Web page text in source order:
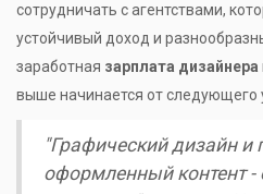
сотрудничать с агентствами,
устойчивый доход и
заработная зарплата дизайнера
выше начинается от следующего
"Графический дизайн и
оформленный контент -